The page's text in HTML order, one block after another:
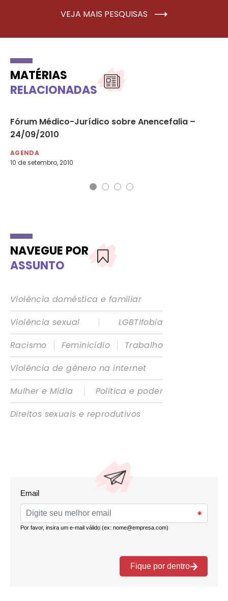
VEJA MAIS PESQUISAS
MATÉRIAS
RELACIONADAS
Fórum Médico-Jurídico sobre Anencefalia –
24/09/2010
AGENDA
10 de setembro, 2010
NAVEGUE POR
ASSUNTO
Violência doméstica e familiar
Violência sexual
|
LGBTIfobia
Racismo
| Feminicídio |
Trabalho
Violência de gênero na internet
Mulher e Mídia
|
Política e poder
Direitos sexuais e reprodutivos